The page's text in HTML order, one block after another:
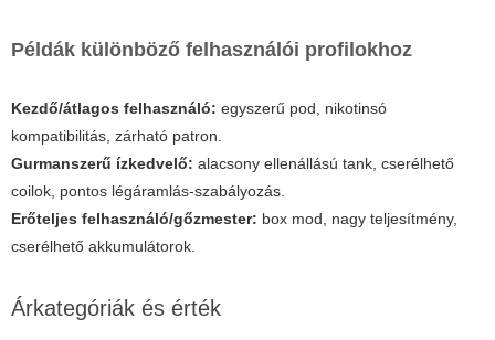
Példák különböző felhasználói profilokhoz
Kezdő/átlagos felhasználó: egyszerű pod, nikotinsó
kompatibilitás, zárható patron.
Gurmanszerű ízkedvelő: alacsony ellenállású tank, cserélhető
coilok, pontos légáramlás-szabályozás.
Erőteljes felhasználó/gőzmester: box mod, nagy teljesítmény,
cserélhető akkumulátorok.
Árkategóriák és érték